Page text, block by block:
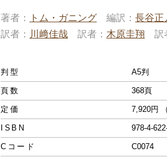
著者 トム・ガニング 編訳 長谷正
訳者
川﨑佳哉 訳者 木原圭翔 訳
判型 A5判
頁数 368頁
定価 7,920円
ISBN 978-4-
Cコード C0074